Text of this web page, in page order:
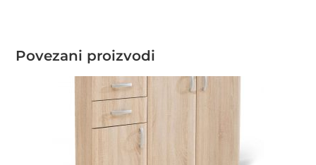
Povezani proizvodi